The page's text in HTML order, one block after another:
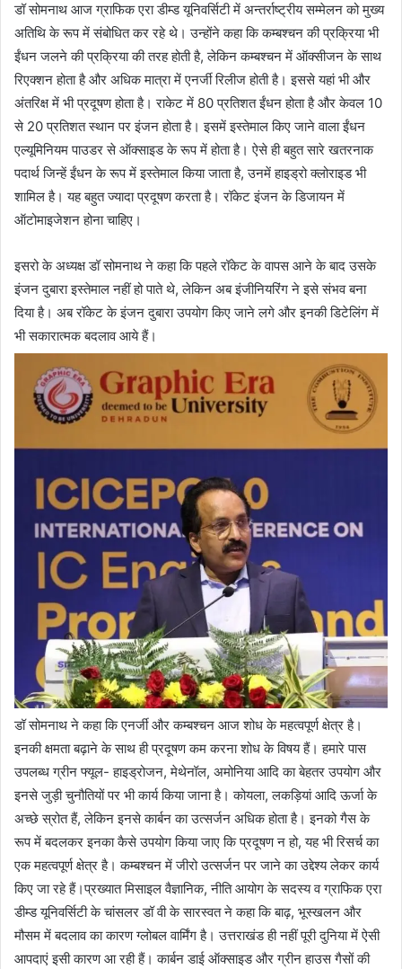
डॉ सोमनाथ आज ग्राफिक एरा डीम्ड यूनिवर्सिटी में अन्तर्राष्ट्रीय सम्मेलन को मुख्य
अतिथि के रूप में संबोधित कर रहे थे। उन्होंने कहा कि कम्बश्चन की प्रक्रिया भी
ईंधन जलने की प्रक्रिया की तरह होती है, लेकिन कम्बश्चन में ऑक्सीजन के साथ
रिएक्शन होता है और अधिक मात्रा में एनर्जी रिलीज होती है। इससे यहां भी और
अंतरिक्ष में भी प्रदूषण होता है। राकेट में 80 प्रतिशत ईंधन होता है और केवल 10
से 20 प्रतिशत स्थान पर इंजन होता है। इसमें इस्तेमाल किए जाने वाला ईंधन
एल्यूमिनियम पाउडर से ऑक्साइड के रूप में होता है। ऐसे ही बहुत सारे खतरनाक
पदार्थ जिन्हें ईंधन के रूप में इस्तेमाल किया जाता है, उनमें हाइड्रो क्लोराइड भी
शामिल है। यह बहुत ज्यादा प्रदूषण करता है। रॉकेट इंजन के डिजायन में
ऑटोमाइजेशन होना चाहिए।
इसरो के अध्यक्ष डॉ सोमनाथ ने कहा कि पहले रॉकेट के वापस आने के बाद उसके
इंजन दुबारा इस्तेमाल नहीं हो पाते थे, लेकिन अब इंजीनियरिंग ने इसे संभव बना
दिया है। अब रॉकेट के इंजन दुबारा उपयोग किए जाने लगे और इनकी डिटेलिंग में
भी सकारात्मक बदलाव आये हैं।
डॉ सोमनाथ ने कहा कि एनर्जी और कम्बश्चन आज शोध के महत्वपूर्ण क्षेत्र है।
इनकी क्षमता बढ़ाने के साथ ही प्रदूषण कम करना शोध के विषय हैं। हमारे पास
उपलब्ध ग्रीन फ्यूल- हाइड्रोजन, मेथेनॉल, अमोनिया आदि का बेहतर उपयोग और
इनसे जुड़ी चुनौतियों पर भी कार्य किया जाना है। कोयला, लकड़ियां आदि ऊर्जा के
अच्छे स्रोत हैं, लेकिन इनसे कार्बन का उत्सर्जन अधिक होता है। इनको गैस के
रूप में बदलकर इनका कैसे उपयोग किया जाए कि प्रदूषण न हो, यह भी रिसर्च का
एक महत्वपूर्ण क्षेत्र है। कम्बश्चन में जीरो उत्सर्जन पर जाने का उद्देश्य लेकर कार्य
किए जा रहे हैं।प्रख्यात मिसाइल वैज्ञानिक, नीति आयोग के सदस्य व ग्राफिक एरा
डीम्ड यूनिवर्सिटी के चांसलर डॉ वी के सारस्वत ने कहा कि बाढ़, भूस्खलन और
मौसम में बदलाव का कारण ग्लोबल वार्मिंग है। उत्तराखंड ही नहीं पूरी दुनिया में ऐसी
आपदाएं इसी कारण आ रही हैं। कार्बन डाई ऑक्साइड और ग्रीन हाउस गैसों की